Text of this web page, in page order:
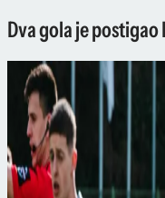
Dva gola je